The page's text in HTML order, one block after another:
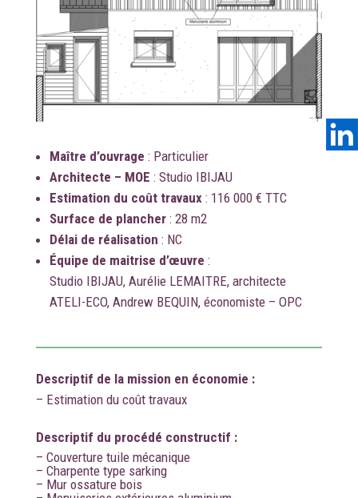
Maître d’ouvrage : Particulier
Architecte – MOE : Studio IBIJAU
Estimation du coût travaux: 116 000 € TTC
Surface de plancher: 28 m2
Délai de réalisation : NC
Équipe de maitrise d’œuvre :
Studio IBIJAU, Aurélie LEMAITRE, architecte
ATELI-ECO, Andrew BEQUIN, économiste – OPC
Descriptif de la mission en économie :
– Estimation du coût travaux
Descriptif du procédé constructif :
– Couverture tuile mécanique
– Charpente type sarking
– Mur ossature bois